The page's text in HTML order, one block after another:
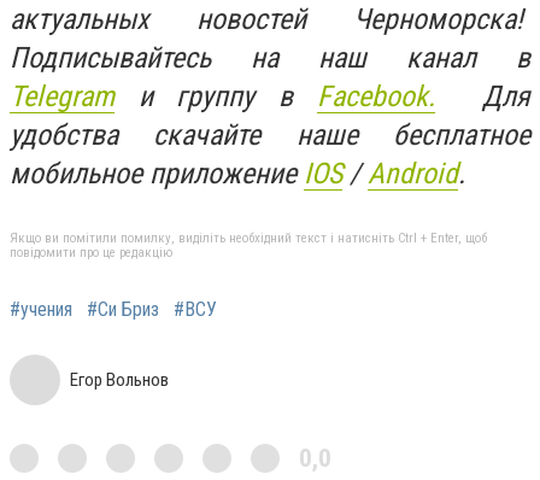
актуальных новостей Черноморска!
Подписывайтесь на наш канал в
Telegramи группу в Facebook. Для
удобства скачайте наше бесплатное
мобильное приложение IOS/Android.
Якщо ви помітили помилку, виділіть необхідний текст і натисніть Ctrl + Enter, щоб
повідомити про це редакцію
#учения #Си Бриз #ВСУ
Егор Вольнов
0,0